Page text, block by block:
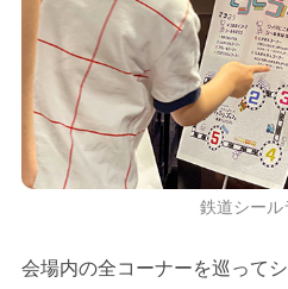
鉄道シール
会場内の全コーナーを巡って